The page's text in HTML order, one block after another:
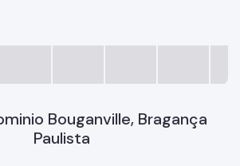
Bouganville, Bragança
Paulista